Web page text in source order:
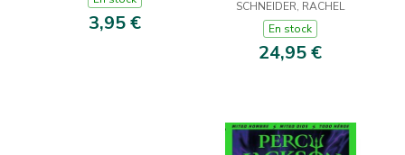
3,95 €
SCHNEIDER, RACHEL
En stock
24,95 €